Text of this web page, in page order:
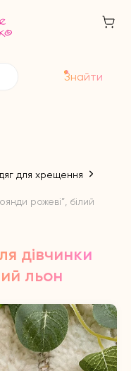
Знайти
для хрещення
рожеві”, білий
дівчинки
льон